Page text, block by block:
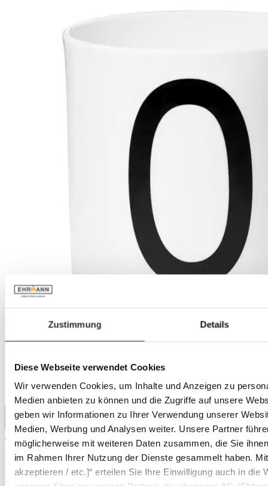
Zustimmung Details
Diese Webseite verwendet Cookies
Wir verwenden Cookies, um Inhalte und Anzeigen zu
Medien anbieten zu können und die Zugriffe auf unsere
geben wir Informationen zu Ihrer Verwendung unserer
Medien, Werbung und Analysen weiter. Unsere Partner
möglicherweise mit weiteren Daten zusammen, die Sie
im Rahmen Ihrer Nutzung der Dienste gesammelt haben.
akzeptieren / etc.]“ erteilen Sie Ihre Einwilligung auch in die
DESIGN LETTERS Becher O
Regulärer Preis:16,50 €
Auf Lager